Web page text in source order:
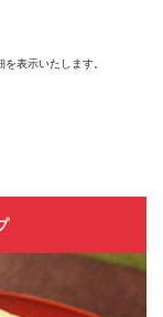
表示いたします。